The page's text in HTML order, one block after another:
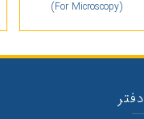
(For Microscopy)
دفتر